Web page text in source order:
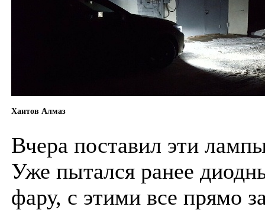
Хаитов Алмаз
Вчера поставил эти
Уже пытался ранее
фару, с этими все прямо